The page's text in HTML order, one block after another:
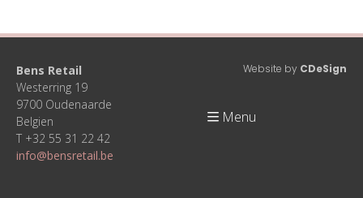
Bens Retail
Westerring 19
9700 Oudenaarde
Belgien
T +32 55 31 22 42
info@bensretail.be
Website by CDeSign
Menu